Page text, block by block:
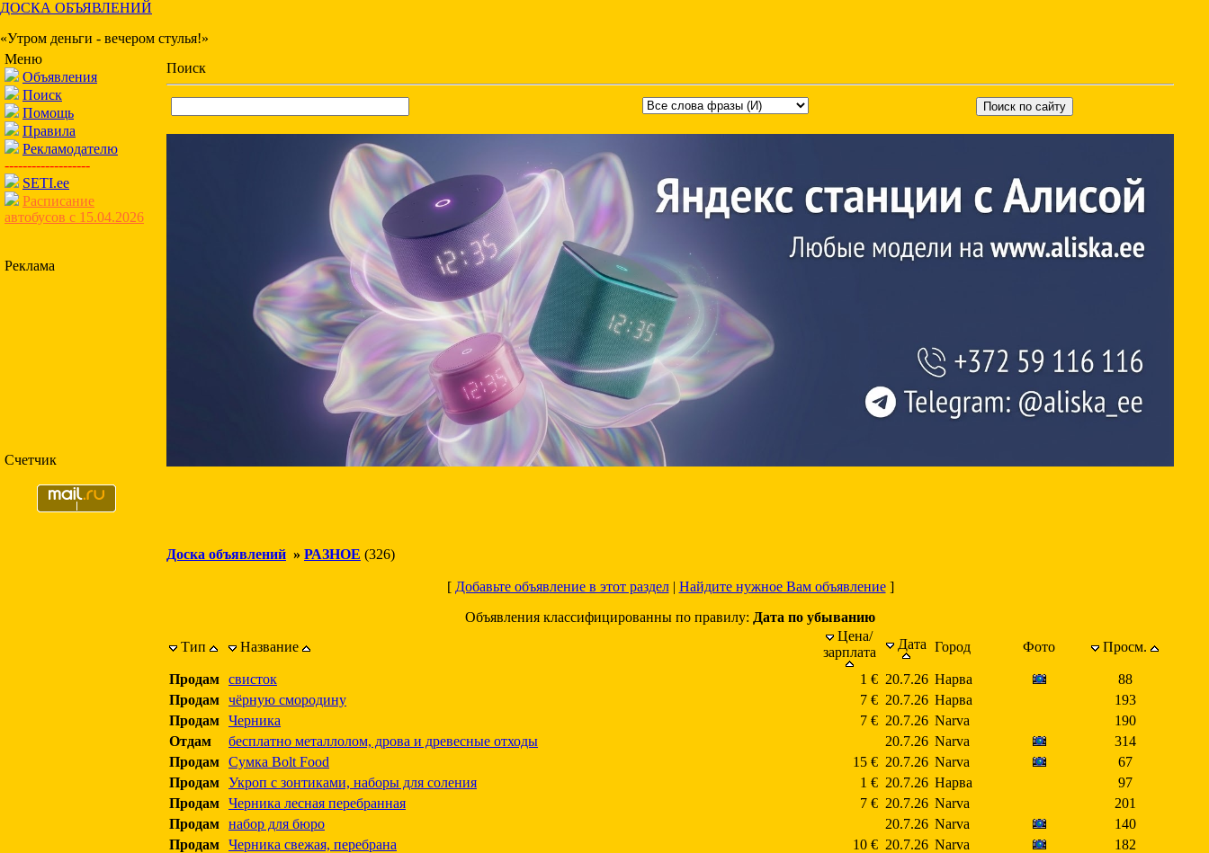
ДОСКА ОБЪЯВЛЕНИЙ
«Утром деньги - вечером стулья!»
Меню
Объявления
Поиск
Помощь
Правила
Рекламодателю
-------------------
SETI.ee
Расписание
автобусов с 15.04.2026
Реклама
Счетчик
Поиск
Доска объявлений » РАЗНОЕ (326)
[ Добавьте объявление в этот раздел| Найдите нужное Вам объявление]
Объявления классифицированны по правилу: Дата по убыванию
Тип
Название
Цена/
зарплата
Дата Город Фото Просм.
Продам свисток 1 € 20.7.26 Нарва
88
Продам чёрную смородину 7 € 20.7.26 Нарва
193
Продам Черника 7 € 20.7.26 Narva
190
Отдам
бесплатно металлолом, дрова и древесные отходы 20.7.26 Narva
314
Продам Сумка Bolt Food 15 € 20.7.26 Narva
67
Продам Укроп с зонтиками, наборы для соления 1 € 20.7.26 Нарва
97
Продам Черника лесная перебранная 7 € 20.7.26 Narva
201
Продам набор для бюро 20.7.26 Narva
140
Продам Черника свежая, перебрана 10 € 20.7.26 Narva
182